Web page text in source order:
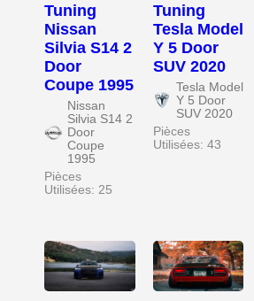
Tuning
Nissan
Silvia S14 2
Door
Coupe 1995
Nissan
Silvia S14 2
Door
Coupe
1995
Pièces
Utilisées: 25
Tuning
Tesla Model
Y 5 Door
SUV 2020
Tesla Model
Y 5 Door
SUV 2020
Pièces
Utilisées: 43